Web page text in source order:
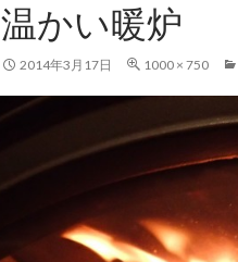
温かい暖炉
2014年3月17日 1000 × 750